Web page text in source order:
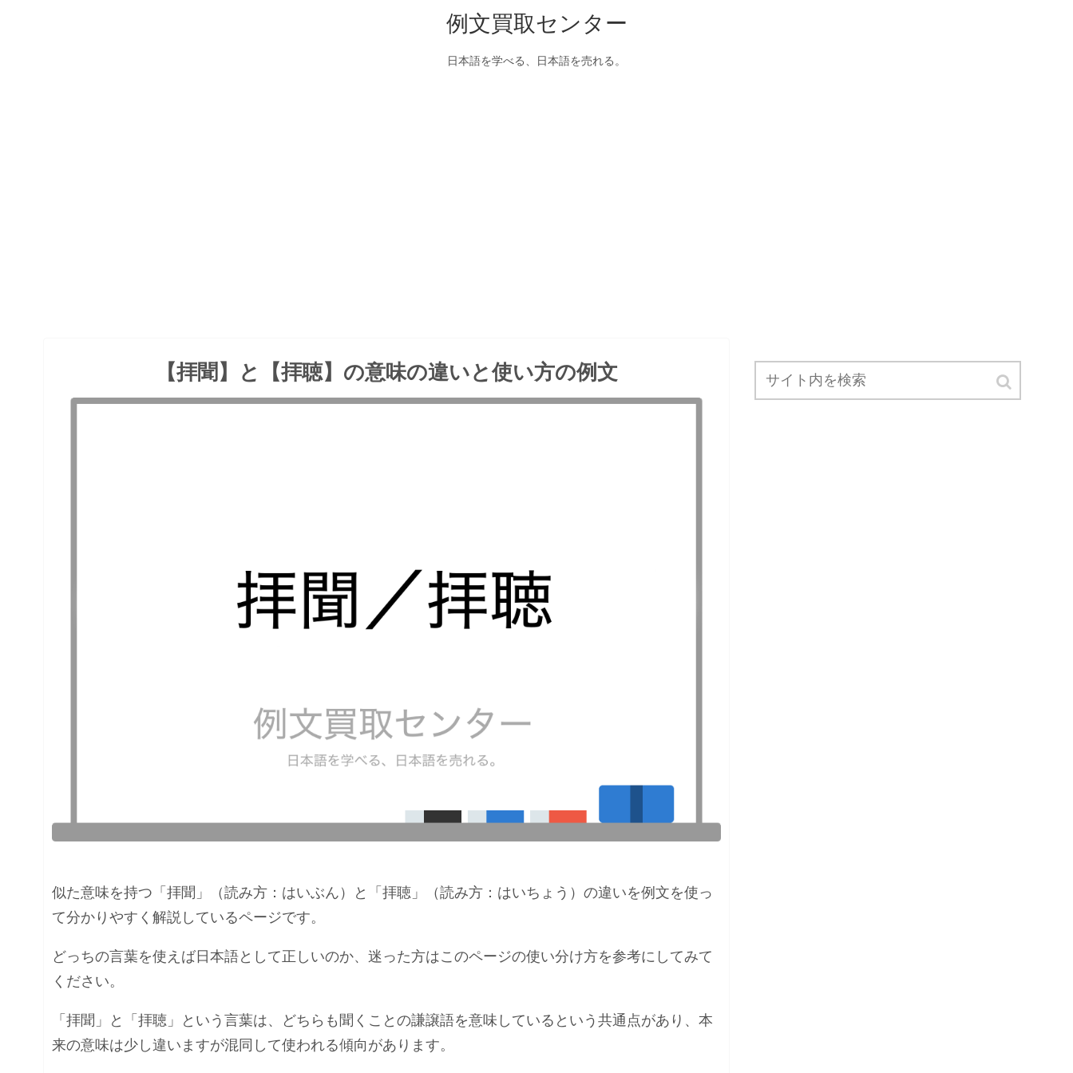
例文買取センター
日本語を学べる、日本語を売れる。
【拝聞】と【拝聴】の意味の違いと使い方の例文
似た意味を持つ「拝聞」（読み方：はいぶん）と「拝聴」（読み方：はいちょう）の違いを例文を使っ
て分かりやすく解説しているページです。
どっちの言葉を使えば日本語として正しいのか、迷った方はこのページの使い分け方を参考にしてみて
ください。
「拝聞」と「拝聴」という言葉は、どちらも聞くことの謙譲語を意味しているという共通点があり、本
来の意味は少し違いますが混同して使われる傾向があります。